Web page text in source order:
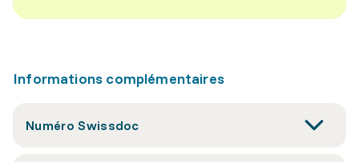
Informations complémentaires
Numéro Swissdoc